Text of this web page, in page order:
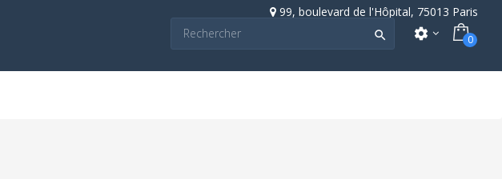
99, boulevard de l'Hôpital, 75013 Paris
 settings 0